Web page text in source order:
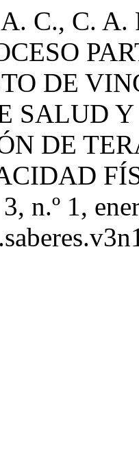
C., C. A.
DE
SALUD
DE
n.º 1,